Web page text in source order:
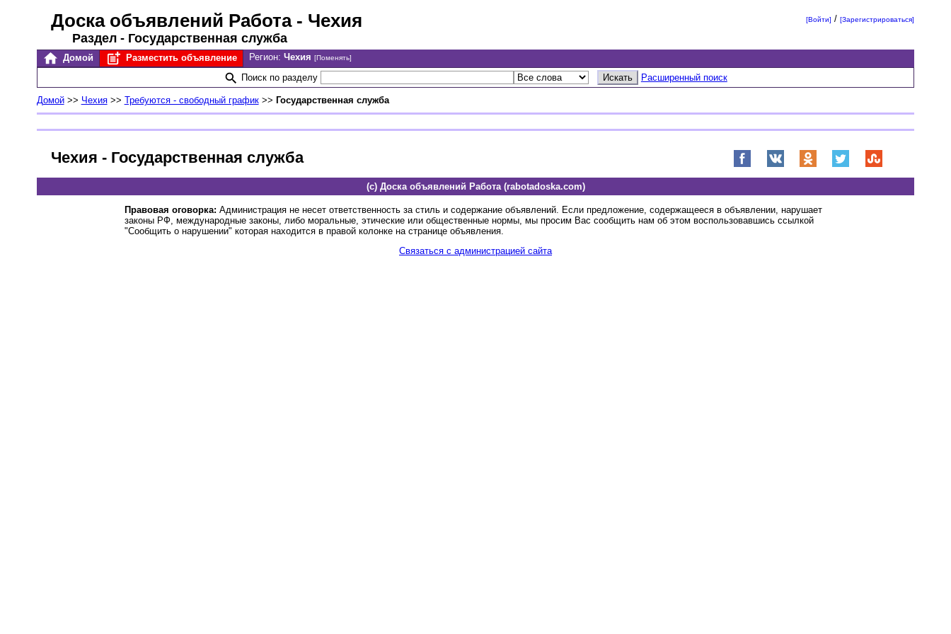
Доска объявлений Работа- Чехия
Раздел - Государственная служба
[Войти] /[Зарегистрироваться]
Домой Разместить объявление Регион: Чехия [Поменять]
Поиск по разделу Расширенный поиск
Домой>> Чехия>> Требуются - свободный график>> Государственная служба
Чехия - Государственная служба
(c) Доска объявлений Работа (rabotadoska.com)
Правовая оговорка: Администрация не несет ответственность за стиль и содержание объявлений. Если предложение, содержащееся в объявлении, нарушает
законы РФ, международные законы, либо моральные, этические или общественные нормы, мы просим Вас сообщить нам об этом воспользовавшись ссылкой
"Сообщить о нарушении" которая находится в правой колонке на странице объявления.
Связаться с администрацией сайта